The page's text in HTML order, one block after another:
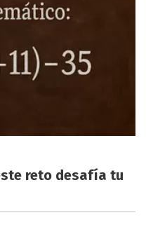
reto desafía tu